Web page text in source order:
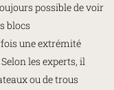
possible de voir
blocs
une extrémité
les experts, il
ou de trous